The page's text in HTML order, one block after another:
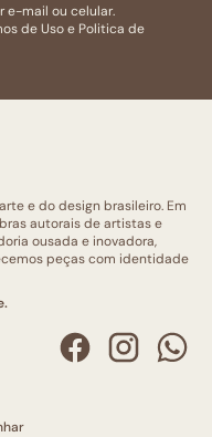
e-mail ou celular.
de Usoe Politica de
e do design brasileiro. Em
autorais de artistas e
ousada e inovadora,
peças com identidade